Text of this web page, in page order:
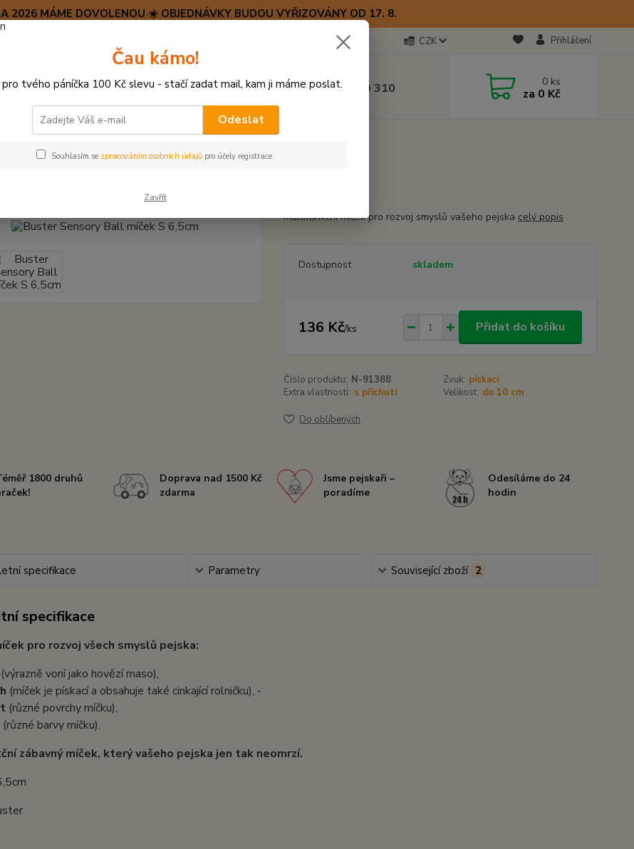
2026 MÁME DOVOLENOU ☀️ OBJEDNÁVKY BUDOU VYŘIZOVÁNY OD 17. 8.
CZK Přihlášení
Hledat (+420) 723 770 310 0 ks
za 0 Kč
Multifunkční míček pro rozvoj smyslů vašeho pejska celý popis
Dostupnost skladem
136 Kč/ks Přidat do košíku
Číslo produktu: N-91388 Zvuk: pískací
Extra vlastnosti: s příchutí Velikost: do 10 cm
Do oblíbených
1800 druhů
Doprava nad 1500 Kč
zdarma
Jsme pejskaři –
poradíme
Odesíláme do 24
hodin
specifikace Parametry Související zboží 2
specifikace
pro rozvoj všech smyslů pejska:
(výrazně voní jako hovězí maso),
(míček je pískací a obsahuje také cinkající rolničku), -
(různé povrchy míčku),
(různé barvy míčku).
zábavný míček, který vašeho pejska jen tak neomrzí.
Čau kámo!
tvého páníčka 100 Kč slevu - stačí zadat mail, kam ji máme poslat.
Odeslat
Souhlasím se zpracováním osobních údajů pro účely registrace.
Zavřít